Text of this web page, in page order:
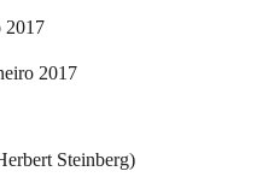
2017
2017
Steinberg)